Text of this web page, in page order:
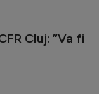
Cluj: ”Va fi